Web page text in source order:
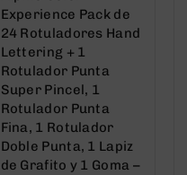
Experience Pack de
24 Rotuladores Hand
Lettering + 1
Rotulador Punta
Super Pincel, 1
Rotulador Punta
Fina, 1 Rotulador
Doble Punta, 1 Lapiz
de Grafito y 1 Goma –